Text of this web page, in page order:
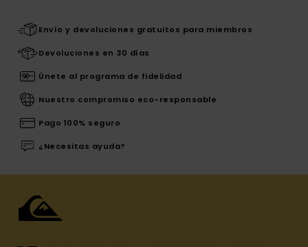
Envío y devoluciones gratuitos para miembros
Devoluciones en 30 días
Únete al programa de fidelidad
Nuestro compromiso eco-responsable
Pago 100% seguro
¿Necesitas ayuda?